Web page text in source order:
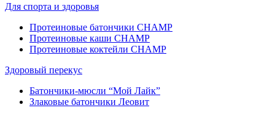
Для спорта и здоровья
Протеиновые батончики CHAMP
Протеиновые каши CHAMP
Протеиновые коктейли CHAMP
Здоровый перекус
Батончики-мюсли “Мой Лайк”
Злаковые батончики Леовит